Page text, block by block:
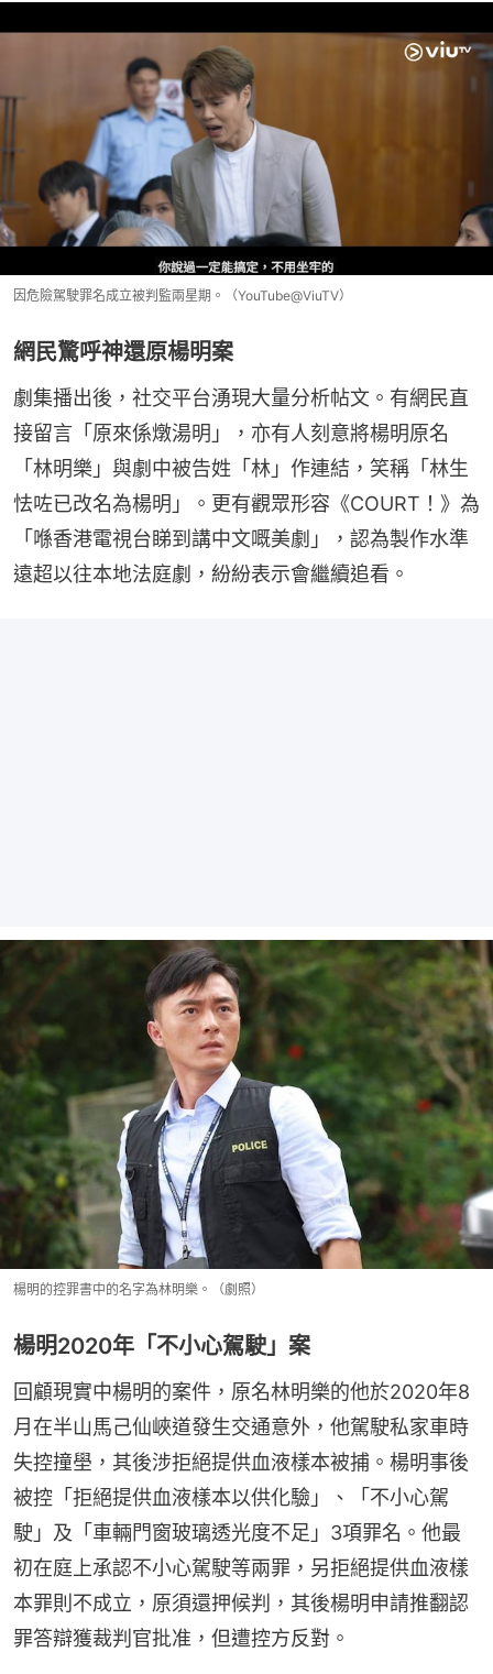
因危險駕駛罪名成立被判監兩星期。（YouTube@ViuTV）
網民驚呼神還原楊明案
劇集播出後，社交平台湧現大量分析帖文。有網民直
接留言「原來係燉湯明」，亦有人刻意將楊明原名
「林明樂」與劇中被告姓「林」作連結，笑稱「林生
怯咗已改名為楊明」。更有觀眾形容《COURT！》為
「喺香港電視台睇到講中文嘅美劇」，認為製作水準
遠超以往本地法庭劇，紛紛表示會繼續追看。
楊明的控罪書中的名字為林明樂。（劇照）
楊明2020年「不小心駕駛」案
回顧現實中楊明的案件，原名林明樂的他於2020年8
月在半山馬己仙峽道發生交通意外，他駕駛私家車時
失控撞壆，其後涉拒絕提供血液樣本被捕。楊明事後
被控「拒絕提供血液樣本以供化驗」、「不小心駕
駛」及「車輛門窗玻璃透光度不足」3項罪名。他最
初在庭上承認不小心駕駛等兩罪，另拒絕提供血液樣
本罪則不成立，原須還押候判，其後楊明申請推翻認
罪答辯獲裁判官批准，但遭控方反對。